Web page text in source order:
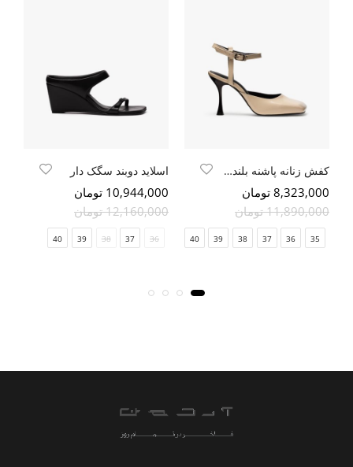
کفش زنانه پاشنه بلند دهانه اریب
8,323,000 تومان
11,890,000 تومان
35
36
37
38
39
40
اسلاید دوبند سگک دار
10,944,000 تومان
12,160,000 تومان
36
37
38
39
40